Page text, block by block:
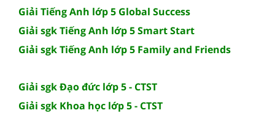
Giải Tiếng Anh lớp 5 Global Success
Giải sgk Tiếng Anh lớp 5 Smart Start
Giải sgk Tiếng Anh lớp 5 Family and Friends
Giải sgk Đạo đức lớp 5 - CTST
Giải sgk Khoa học lớp 5 - CTST